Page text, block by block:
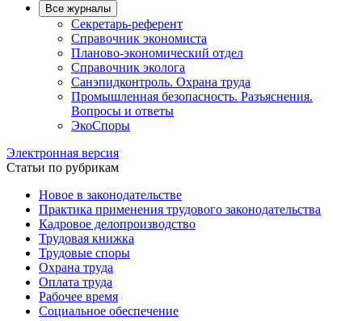
Все журналы
Секретарь-референт
Справочник экономиста
Планово-экономический отдел
Справочник эколога
Санэпидконтроль. Охрана труда
Промышленная безопасность. Разъяснения.
Вопросы и ответы
ЭкоСпоры
Электронная версия
Статьи по рубрикам
Новое в законодательстве
Практика применения трудового законодательства
Кадровое делопроизводство
Трудовая книжка
Трудовые споры
Охрана труда
Оплата труда
Рабочее время
Социальное обеспечение